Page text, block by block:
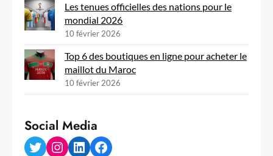
Les tenues officielles des nations pour le
mondial 2026
10 février 2026
Top 6 des boutiques en ligne pour acheter le
maillot du Maroc
10 février 2026
Social Media
Twitter Instagram LinkedIn Facebook